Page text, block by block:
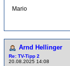
Mario
Arnd Hellinger
Re: TV-Tipp 2
20.08.2025 14:08